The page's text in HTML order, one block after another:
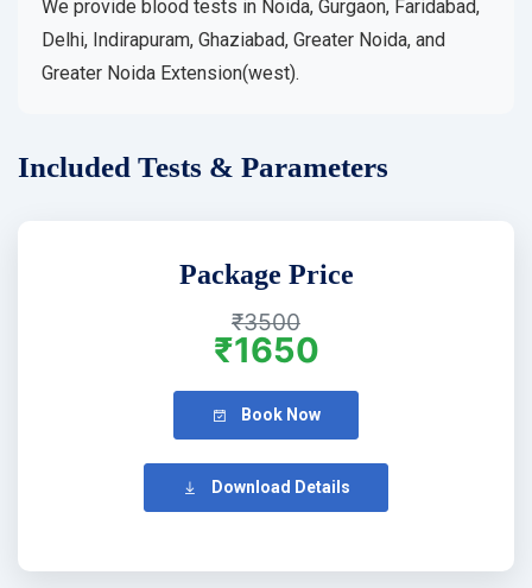
We provide blood tests in Noida, Gurgaon, Faridabad,
Delhi, Indirapuram, Ghaziabad, Greater Noida, and
Greater Noida Extension(west).
Included Tests & Parameters
Package Price
₹3500
₹1650
Book Now
Download Details